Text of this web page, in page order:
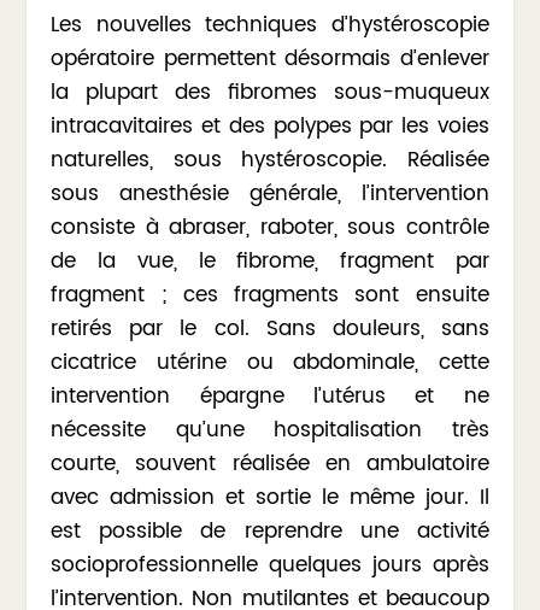
Les nouvelles techniques d’hystéroscopie
opératoire permettent désormais d’enlever
la plupart des fibromes sous-muqueux
intracavitaires et des polypes par les voies
naturelles, sous hystéroscopie. Réalisée
sous anesthésie générale, l’intervention
consiste à abraser, raboter, sous contrôle
de la vue, le fibrome, fragment par
fragment ; ces fragments sont ensuite
retirés par le col. Sans douleurs, sans
cicatrice utérine ou abdominale, cette
intervention épargne l’utérus et ne
nécessite qu’une hospitalisation très
courte, souvent réalisée en ambulatoire
avec admission et sortie le même jour. Il
est possible de reprendre une activité
socioprofessionnelle quelques jours après
l’intervention. Non mutilantes et beaucoup